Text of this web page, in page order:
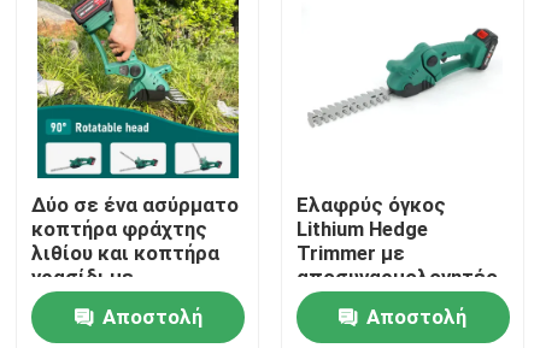
Προϊόντα
Βίντεο
Δύο σε ένα ασύρματο
κοπτήρα φράχτης
λιθίου και κοπτήρα
γρασίδι με
εναλλάξιμες λεπίδες
Αποστολή
Ελαφρύς όγκος
Lithium Hedge
Trimmer με
αποσυναρμολογητέο
κεφάλι κοπής
γρασίδιΑποστολή